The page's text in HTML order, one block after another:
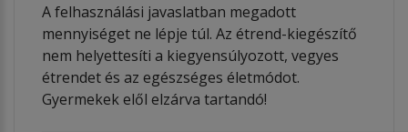
A felhasználási javaslatban megadott
mennyiséget ne lépje túl. Az étrend-kiegészítő
nem helyettesíti a kiegyensúlyozott, vegyes
étrendet és az egészséges életmódot.
Gyermekek elől elzárva tartandó!